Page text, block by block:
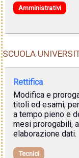
Amministrativi
SCUOLA
Rettifica
Modifica e
titoli ed esami,
a tempo pieno e
mesi prorogabili,
elaborazione dati.
Tecnici